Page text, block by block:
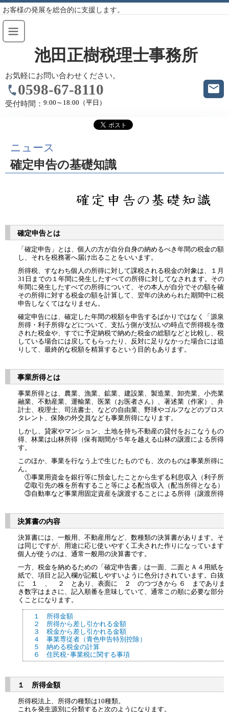
お客様の発展を総合的に支援します。
池田正樹税理士事務所
お気軽にお問い合わせください。
0598-67-8110
受付時間： 9:00～18:00（平日）
ニュース
確定申告の基礎知識
確定申告とは
「確定申告」とは、個人の方が自分自身の納めるべき年間の税金の額
し、それを税務署へ届け出ることをいいます。
所得税、すなわち個人の所得に対して課税される税金の対象は、１月
31日までの１年間に発生したすべての所得に対してなされます。その
年間に発生したすべての所得について、その本人が自分でその額を確
その所得に対する税金の額を計算して、翌年の決められた期間中に税
申告しなくてはなりません。
確定申告には、確定した年間の税額を申告するばかりではなく「源泉
所得・利子所得などについて、支払う側が支払いの時点で所得税を徴
された税金や、すでに予定納税で納めた税金の総額などと比較し、税
している場合には戻してもらったり、反対に足りなかった場合には追
りして、最終的な税額を精算するという目的もあります。
事業所得とは
事業所得とは、農業、漁業、鉱業、建設業、製造業、卸売業、小売業
融業、不動産業、運輸業、医業（お医者さん）、著述業（作家）、弁
計士、税理士、司法書士、などの自由業、野球やゴルフなどのプロス
タレント、保険の外交員なども事業所得になります。
しかし、貸家やマンション、土地を持ち不動産の貸付をおこなうもの
得、林業は山林所得（保有期間が５年を越える山林の譲渡による所得
す。
このほか、事業を行なう上で生じたものでも、次のものは事業所得に
ん。
①事業用資金を銀行等に預金したことから生ずる利息収入（利子所
②取引先の株を所有すること等による配当収入（配当所得となる）
③自動車など事業用固定資産を譲渡することによる所得（譲渡所得
決算書の内容
決算書には、一般用、不動産用など、数種類の決算書があります。そ
は同じですが、用途に応じ使いやすく工夫された作りになっています
個人が使うのは、通常一般用の決算書です。
一方、税金を納めるための「確定申告書」は一面、二面とＡ４用紙を
紙で、項目と記入欄が記載しやすいように色分けされています。白抜
に １ 、 ２ とあり、表面に ２ のつづきから ６ まであります
き数字はまさに、記入順番を意味していて、通常この順に必要な部分
くことになります。
１ 所得金額
２ 所得から差し引かれる金額
３ 税金から差し引かれる金額
４ 事業専従者（青色申告特別控除）
５ 納める税金の計算
６ 住民税･事業税に関する事項
１ 所得金額
所得税法上、所得の種類は10種類。
これを発生源別に分類すると次のようになります。